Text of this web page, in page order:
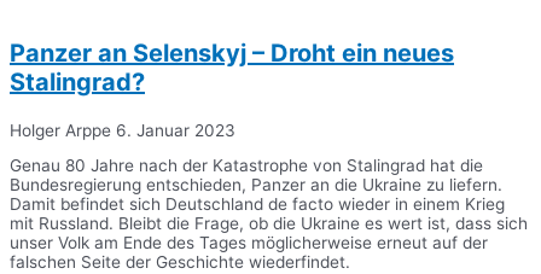
Panzer an Selenskyj – Droht ein neues
Stalingrad?
Holger Arppe 6. Januar 2023
Genau 80 Jahre nach der Katastrophe von Stalingrad hat die
Bundesregierung entschieden, Panzer an die Ukraine zu liefern.
Damit befindet sich Deutschland de facto wieder in einem Krieg
mit Russland. Bleibt die Frage, ob die Ukraine es wert ist, dass sich
unser Volk am Ende des Tages möglicherweise erneut auf der
falschen Seite der Geschichte wiederfindet.